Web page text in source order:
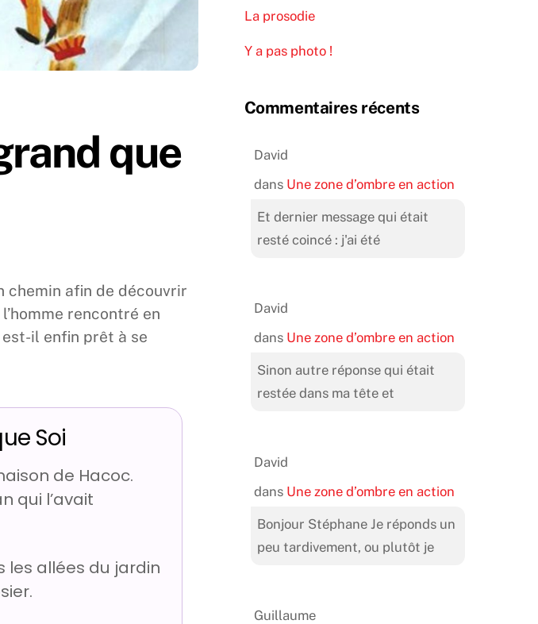
que
chemin afin de découvrir
rencontré en
il enfin prêt à se
Soi
de Hacoc.
qui l’avait
les allées du jardin
La prosodie
Y a pas photo !
Commentaires récents
David
dans Une zone d’ombre en action
Et dernier message qui était
resté coincé : j'ai été
David
dans Une zone d’ombre en action
Sinon autre réponse qui était
restée dans ma tête et
David
dans Une zone d’ombre en action
Bonjour Stéphane Je réponds un
peu tardivement, ou plutôt je
Guillaume